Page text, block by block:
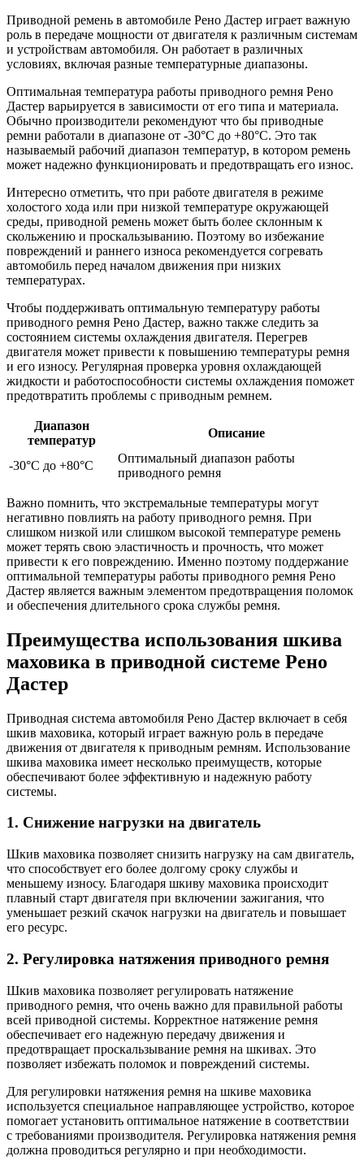
Приводной ремень в автомобиле Рено Дастер играет важную
роль в передаче мощности от двигателя к различным системам
и устройствам автомобиля. Он работает в различных
условиях, включая разные температурные диапазоны.
Оптимальная температура работы приводного ремня Рено
Дастер варьируется в зависимости от его типа и материала.
Обычно производители рекомендуют что бы приводные
ремни работали в диапазоне от -30°C до +80°C. Это так
называемый рабочий диапазон температур, в котором ремень
может надежно функционировать и предотвращать его износ.
Интересно отметить, что при работе двигателя в режиме
холостого хода или при низкой температуре окружающей
среды, приводной ремень может быть более склонным к
скольжению и проскальзыванию. Поэтому во избежание
повреждений и раннего износа рекомендуется согревать
автомобиль перед началом движения при низких
температурах.
Чтобы поддерживать оптимальную температуру работы
приводного ремня Рено Дастер, важно также следить за
состоянием системы охлаждения двигателя. Перегрев
двигателя может привести к повышению температуры ремня
и его износу. Регулярная проверка уровня охлаждающей
жидкости и работоспособности системы охлаждения поможет
предотвратить проблемы с приводным ремнем.
Диапазон
температур
Описание
-30°C до +80°C
Оптимальный диапазон работы
приводного ремня
Важно помнить, что экстремальные температуры могут
негативно повлиять на работу приводного ремня. При
слишком низкой или слишком высокой температуре ремень
может терять свою эластичность и прочность, что может
привести к его повреждению. Именно поэтому поддержание
оптимальной температуры работы приводного ремня Рено
Дастер является важным элементом предотвращения поломок
и обеспечения длительного срока службы ремня.
Преимущества использования шкива
маховика в приводной системе Рено
Дастер
Приводная система автомобиля Рено Дастер включает в себя
шкив маховика, который играет важную роль в передаче
движения от двигателя к приводным ремням. Использование
шкива маховика имеет несколько преимуществ, которые
обеспечивают более эффективную и надежную работу
системы.
1. Снижение нагрузки на двигатель
Шкив маховика позволяет снизить нагрузку на сам двигатель,
что способствует его более долгому сроку службы и
меньшему износу. Благодаря шкиву маховика происходит
плавный старт двигателя при включении зажигания, что
уменьшает резкий скачок нагрузки на двигатель и повышает
его ресурс.
2. Регулировка натяжения приводного ремня
Шкив маховика позволяет регулировать натяжение
приводного ремня, что очень важно для правильной работы
всей приводной системы. Корректное натяжение ремня
обеспечивает его надежную передачу движения и
предотвращает проскальзывание ремня на шкивах. Это
позволяет избежать поломок и повреждений системы.
Для регулировки натяжения ремня на шкиве маховика
используется специальное направляющее устройство, которое
помогает установить оптимальное натяжение в соответствии
с требованиями производителя. Регулировка натяжения ремня
должна проводиться регулярно и при необходимости.